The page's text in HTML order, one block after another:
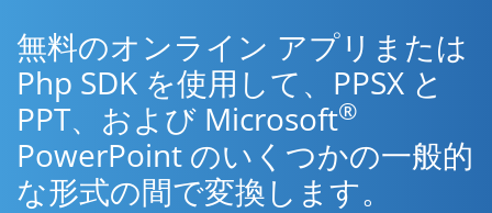
無料のオンライン アプリまたは
Php SDK を使用して、PPSX と
PPT、および Microsoft®
PowerPoint のいくつかの一般的
な形式の間で変換します。